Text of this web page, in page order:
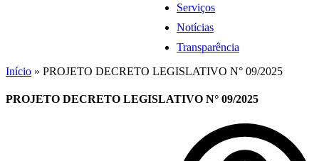
Serviços
Notícias
Transparência
Início » PROJETO DECRETO LEGISLATIVO N° 09/2025
PROJETO DECRETO LEGISLATIVO N° 09/2025